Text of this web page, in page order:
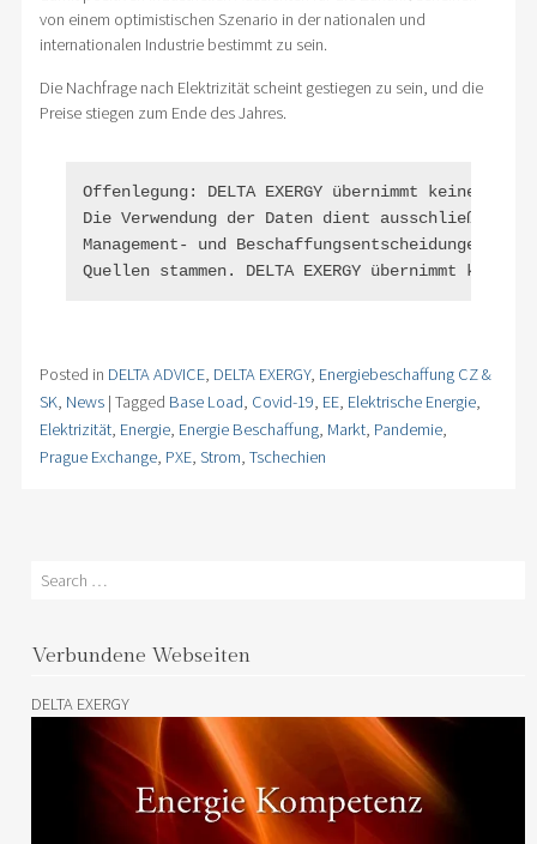
von einem optimistischen Szenario in der nationalen und
internationalen Industrie bestimmt zu sein.
Die Nachfrage nach Elektrizität scheint gestiegen zu sein, und die
Preise stiegen zum Ende des Jahres.
Offenlegung: DELTA EXERGY übernimmt keine
Die Verwendung der Daten dient
Management- und Beschaffungsentscheidungen
Quellen stammen. DELTA EXERGY übernimmt
Posted in DELTA ADVICE, DELTA EXERGY, Energiebeschaffung CZ &
SK News | Tagged Base Load Covid-19 EE, Elektrische Energie,
Elektrizität, Energie, Energie Beschaffung, Markt, Pandemie,
Prague Exchange, PXE, Strom Tschechien
Search
Verbundene Webseiten
DELTA EXERGY